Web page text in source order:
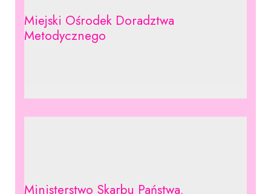
Miejski Ośrodek Doradztwa
Metodycznego
Ministerstwo Skarbu Państwa.